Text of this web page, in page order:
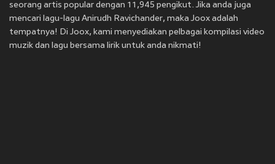
seorang artis popular dengan 11,945 pengikut. Jika anda juga
mencari lagu-lagu Anirudh Ravichander, maka Joox adalah
tempatnya! Di Joox, kami menyediakan pelbagai kompilasi video
muzik dan lagu bersama lirik untuk anda nikmati!